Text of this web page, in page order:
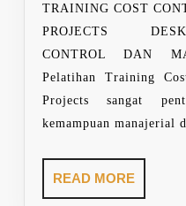
TRAINING COST
PROJECTS
CONTROL DAN
Pelatihan Training
Projects sangat
kemampuan manajerial
READ MOREREAD
MORE